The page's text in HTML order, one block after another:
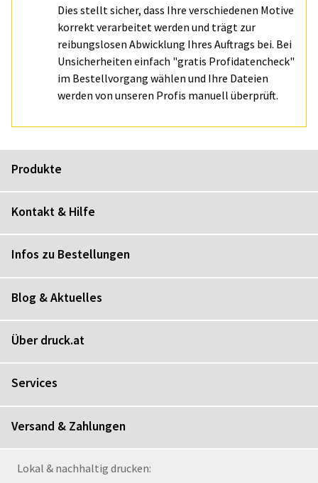
Dies stellt sicher, dass Ihre verschiedenen Motive
korrekt verarbeitet werden und trägt zur
reibungslosen Abwicklung Ihres Auftrags bei. Bei
Unsicherheiten einfach "gratis Profidatencheck"
im Bestellvorgang wählen und Ihre Dateien
werden von unseren Profis manuell überprüft.
Produkte
Kontakt & Hilfe
Infos zu Bestellungen
Blog & Aktuelles
Über druck.at
Services
Versand & Zahlungen
Lokal & nachhaltig drucken: